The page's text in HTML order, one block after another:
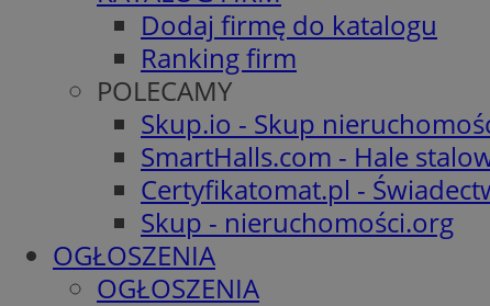
Dodaj firmę do katalogu
Ranking firm
POLECAMY
Skup.io - Skup
SmartHalls.com - Hale
Certyfikatomat.pl -
Skup - nieruchomości.org
OGŁOSZENIA
OGŁOSZENIA